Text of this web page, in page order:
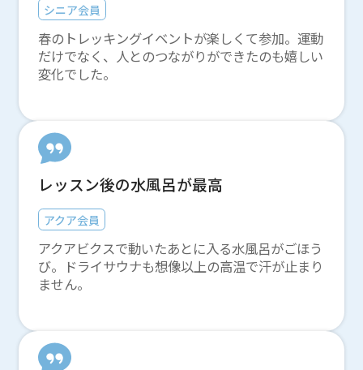
シニア会員
春のトレッキングイベントが楽しくて参加。運動
だけでなく、人とのつながりができたのも嬉しい
変化でした。
レッスン後の水風呂が最高
アクア会員
アクアビクスで動いたあとに入る水風呂がごほう
び。ドライサウナも想像以上の高温で汗が止まり
ません。